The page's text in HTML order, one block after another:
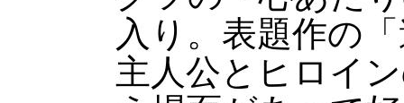
入り。表題作の
主人公とヒロイ